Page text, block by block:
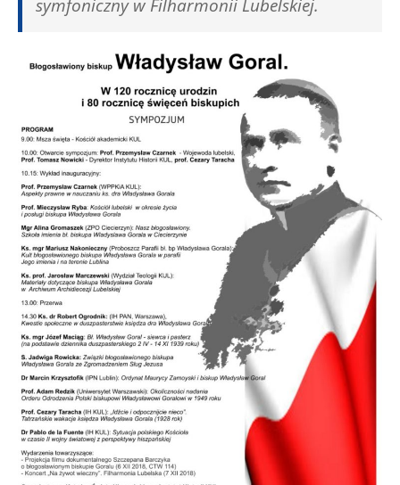
symfoniczny w Filharmonii Lubelskiej.